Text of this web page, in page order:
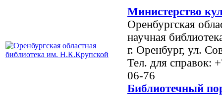
Министерство
Оренбургская
научная
г. Оренбург, ул.
Тел. для справок:
06-76
Библиотечный